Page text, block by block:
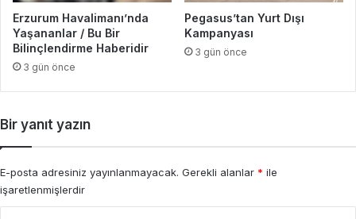
Erzurum Havalimanı’nda
Yaşananlar / Bu Bir
Bilinçlendirme Haberidir
3 gün önce
Pegasus’tan Yurt Dışı
Kampanyası
3 gün önce
Bir yanıt yazın
E-posta adresiniz yayınlanmayacak. Gerekli alanlar * ile
işaretlenmişlerdir